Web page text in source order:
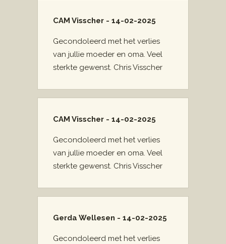
CAM Visscher - 14-02-2025
Gecondoleerd met het verlies
van jullie moeder en oma. Veel
sterkte gewenst. Chris Visscher
CAM Visscher - 14-02-2025
Gecondoleerd met het verlies
van jullie moeder en oma. Veel
sterkte gewenst. Chris Visscher
Gerda Wellesen - 14-02-2025
Gecondoleerd met het verlies